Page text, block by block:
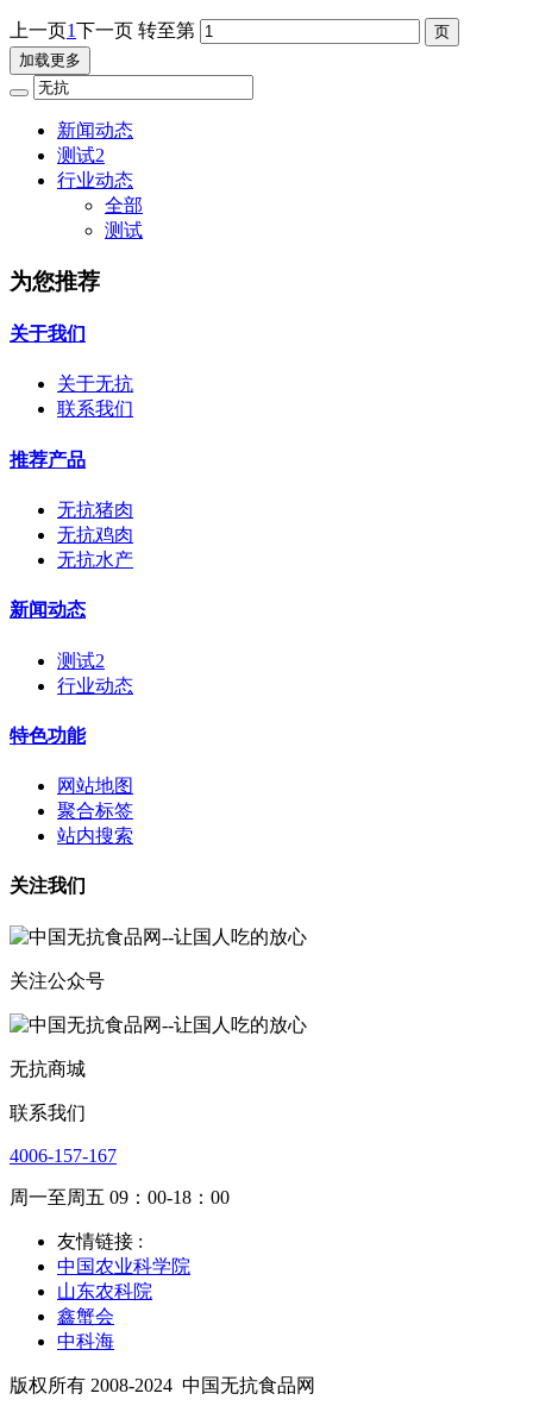
上一页1下一页 转至第
加载更多
新闻动态
测试2
行业动态
全部
测试
为您推荐
关于我们
关于无抗
联系我们
推荐产品
无抗猪肉
无抗鸡肉
无抗水产
新闻动态
测试2
行业动态
特色功能
网站地图
聚合标签
站内搜索
关注我们
关注公众号
无抗商城
联系我们
4006-157-167
周一至周五 09：00-18：00
友情链接 :
中国农业科学院
山东农科院
鑫蟹会
中科海
版权所有 2008-2024 中国无抗食品网